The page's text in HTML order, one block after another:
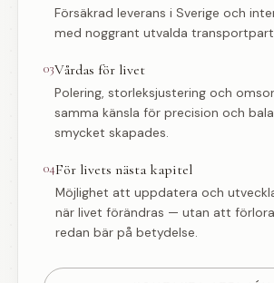
Försäkrad leverans i Sverige och
med noggrant utvalda
03Vårdas för livet
Polering, storleksjustering och
samma känsla för precision och
smycket skapades.
04För livets nästa kapitel
Möjlighet att uppdatera och
när livet förändras — utan att
redan bär på betydelse.